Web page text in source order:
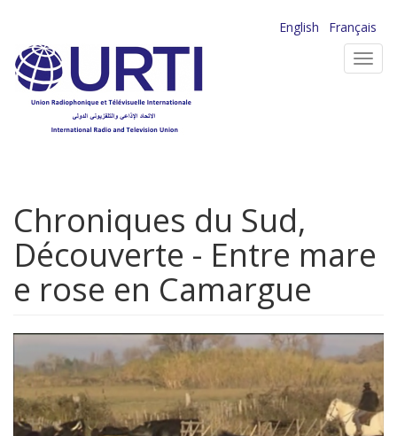
contenu
principal
English
Français
Chroniques du Sud,
Découverte - Entre mare
e rose en Camargue